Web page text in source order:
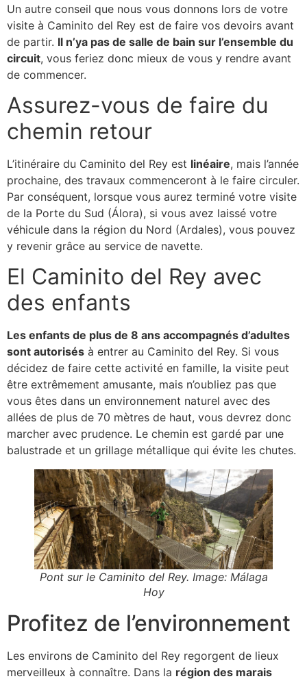
Un autre conseil que nous vous donnons lors de votre
visite à Caminito del Rey est de faire vos devoirs avant
de partir. Il n’ya pas de salle de bain sur l’ensemble du
circuit, vous feriez donc mieux de vous y rendre avant
de commencer.
Assurez-vous de faire du
chemin retour
L’itinéraire du Caminito del Rey est linéaire, mais l’année
prochaine, des travaux commenceront à le faire circuler.
Par conséquent, lorsque vous aurez terminé votre visite
de la Porte du Sud (Álora), si vous avez laissé votre
véhicule dans la région du Nord (Ardales), vous pouvez
y revenir grâce au service de navette.
El Caminito del Rey avec
des enfants
Les enfants de plus de 8 ans accompagnés d’adultes
sont autorisés à entrer au Caminito del Rey. Si vous
décidez de faire cette activité en famille, la visite peut
être extrêmement amusante, mais n’oubliez pas que
vous êtes dans un environnement naturel avec des
allées de plus de 70 mètres de haut, vous devrez donc
marcher avec prudence. Le chemin est gardé par une
balustrade et un grillage métallique qui évite les chutes.
Pont sur le Caminito del Rey. Image: Málaga
Hoy
Profitez de l’environnement
Les environs de Caminito del Rey regorgent de lieux
merveilleux à connaître. Dans la région des marais